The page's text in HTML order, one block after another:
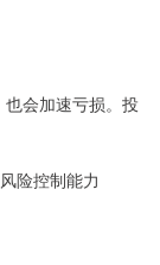
会加速亏损。投
险控制能力